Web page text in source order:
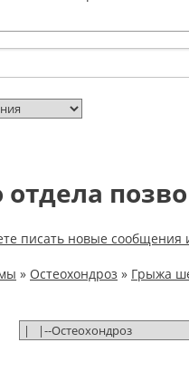
» Остеохондроз » Грыжа